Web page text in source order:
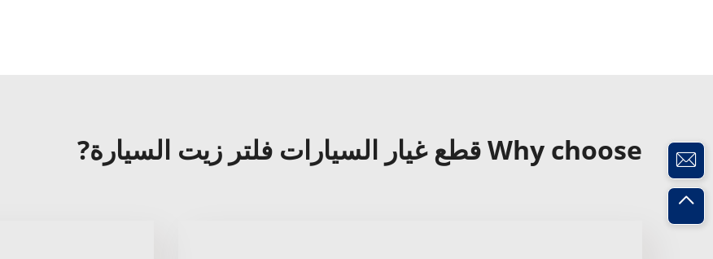
Why choose قطع غيار السيارات فلتر زيت السيارة?